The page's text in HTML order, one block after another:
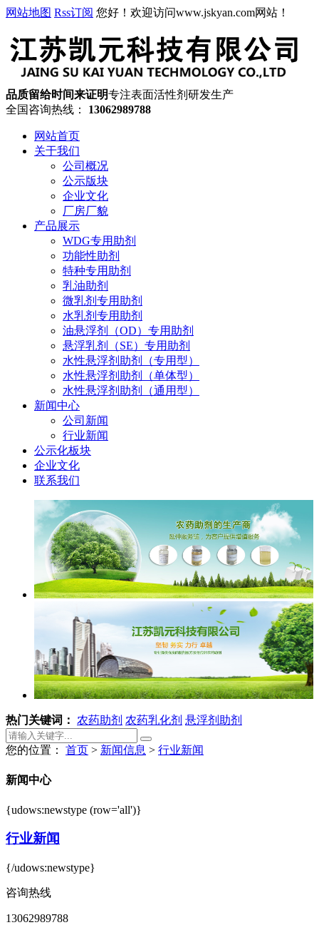
网站地图 Rss订阅 您好！欢迎访问www.jskyan.com网站！
品质留给时间来证明专注表面活性剂研发生产
全国咨询热线：
13062989788
网站首页
关于我们
公司概况
公示版块
企业文化
厂房厂貌
产品展示
WDG专用助剂
功能性助剂
特种专用助剂
乳油助剂
微乳剂专用助剂
水乳剂专用助剂
油悬浮剂（OD）专用助剂
悬浮乳剂（SE）专用助剂
水性悬浮剂助剂（专用型）
水性悬浮剂助剂（单体型）
水性悬浮剂助剂（通用型）
新闻中心
公司新闻
行业新闻
公示化板块
企业文化
联系我们
热门关键词： 农药助剂 农药乳化剂 悬浮剂助剂
您的位置： 首页 > 新闻信息 > 行业新闻
新闻中心
{udows:newstype (row='all')}
行业新闻
{/udows:newstype}
咨询热线
13062989788